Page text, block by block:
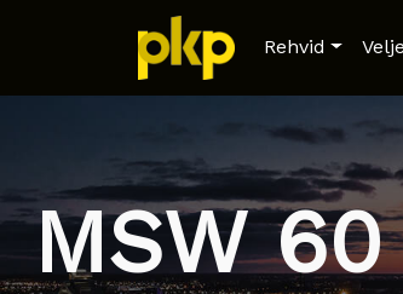
Rehvid
MSW 60